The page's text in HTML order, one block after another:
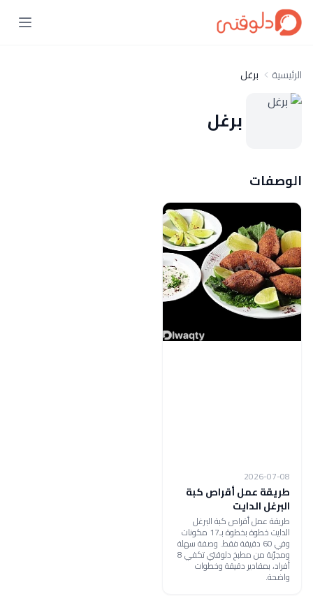
الرئيسية برغل
برغل
الوصفات
2026-07-08
طريقة عمل أقراص كبة
البرغل الدايت
طريقة عمل أقراص كبة البرغل
الدايت خطوة بخطوة بـ17 مكونات
وفي 60 دقيقة فقط. وصفة سهلة
ومجرّبة من مطبخ دلوقتي تكفي 8
أفراد، بمقادير دقيقة وخطوات
واضحة.